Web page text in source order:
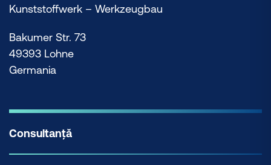
Kunststoffwerk – Werkzeugbau
Bakumer Str. 73
49393 Lohne
Germania
Consultanță